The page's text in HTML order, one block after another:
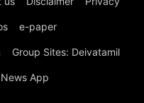
e-paper
Group Sites: Deivatamil
App